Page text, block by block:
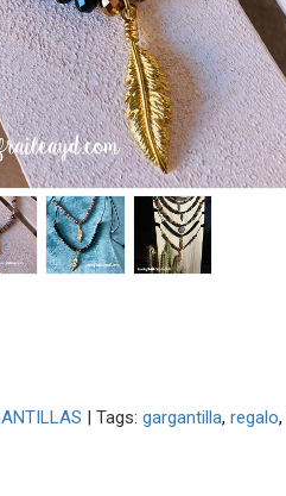
| Tags: gargantilla regalo